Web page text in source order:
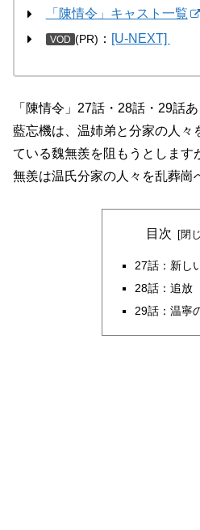
「陳情令」キャスト一覧
VOD (PR) ： [U-NEXT]
「陳情令」27話・28話・29話
藍忘機は、温姉弟と分家の人々
ている魏無羨を阻もうとします
無羨は温氏分家の人々を乱葬
目次
27話：新し
28話：追放
29話：温寧